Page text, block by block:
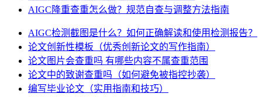
AIGC降重查重怎么做？规范自查与调整方法指南
AIGC检测截图是什么？如何正确解读和使用检测报告？
论文创新性模板（优秀创新论文的写作指南）
论文图片会查重吗 有哪些内容不属查重范围
论文中的致谢查重吗（如何避免被指控抄袭）
编写毕业论文（实用指南和技巧）